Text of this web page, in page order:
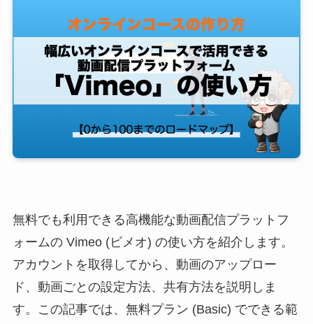
無料でも利用できる高機能な動画配信プラットフ
ォームの Vimeo (ビメオ) の使い方を紹介します。
アカウントを取得してから、動画のアップロー
ド、動画ごとの設定方法、共有方法を説明しま
す。この記事では、無料プラン (Basic) でできる範